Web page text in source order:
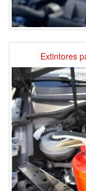
Extintores